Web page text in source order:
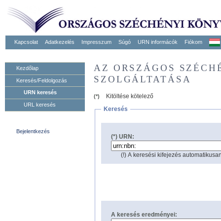
Kapcsolat Adatkezelés Impresszum Súgó URN informácók Fiókom
Kezdőlap
Keresés/Feldolgozás
URN keresés
URL keresés
Bejelentkezés
AZ ORSZÁGOS
SZOLGÁLTATÁSA
(*)
Kitöltése kötelező
Keresés
(*) URN:
(!) A keresési kifejezés
A keresés eredményei: